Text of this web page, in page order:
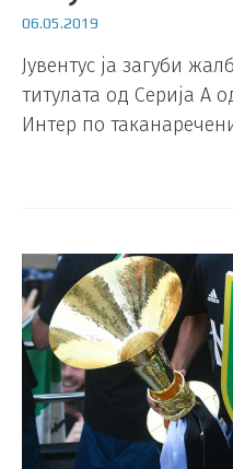
06.05.2019
Јувентус ја загуби
титулата од Серија А
Интер по